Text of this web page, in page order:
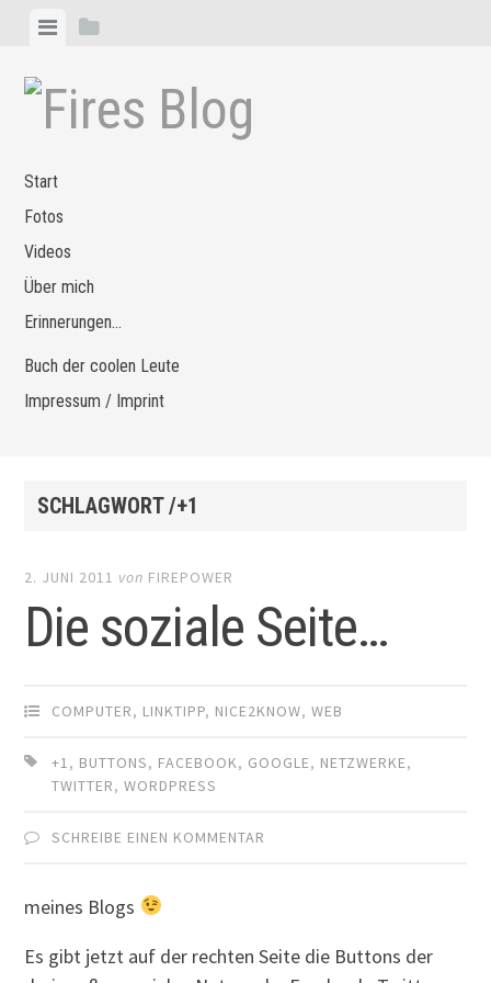
Zum
springen
MenüSeitenleiste
Start
Fotos
Videos
Über mich
Erinnerungen…
Buch der coolen Leute
Impressum / Imprint
SCHLAGWORT /+1
2. JUNI 2011 von FIREPOWER
Die soziale Seite…
COMPUTER, LINKTIPP, NICE2KNOW,WEB
+1, BUTTONS, FACEBOOK, GOOGLE, NETZWERKE,
TWITTER,WORDPRESS
SCHREIBE EINEN KOMMENTAR
meines Blogs
Es gibt jetzt auf der rechten Seite die Buttons der